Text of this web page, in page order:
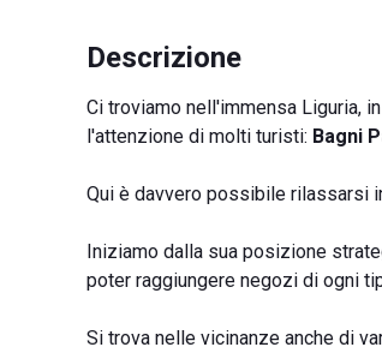
Descrizione
Ci troviamo nell'immensa Liguria,
l'attenzione di molti turisti: Bagni
Qui è davvero possibile rilassarsi
Iniziamo dalla sua posizione
poter raggiungere negozi di ogni
Si trova nelle vicinanze anche di